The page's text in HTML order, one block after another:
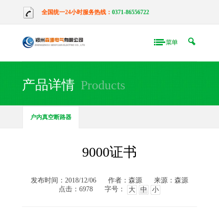
全国统一24小时服务热线： 0371-86556722
产品详情 Products
户内真空断路器
9000证书
发布时间：2018/12/06 作者：森源
来源：森源
点击：6978
字号： 大 中 小